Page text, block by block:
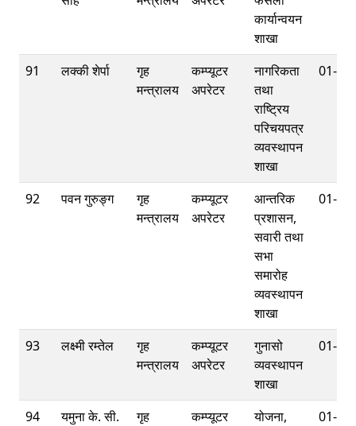
कार्यान्वयन
शाखा
91
लक्की शेर्पा
गृह
मन्त्रालय
कम्प्यूटर
अपरेटर
नागरिकता
तथा
राष्ट्रिय
परिचयपत्र
व्यवस्थापन
शाखा
01-
92 पवन गुरुङ्ग
गृह
मन्त्रालय
कम्प्यूटर
अपरेटर
आन्तरिक
प्रशासन,
सवारी तथा
सभा
समारोह
व्यवस्थापन
शाखा
01-
93 लक्ष्मी रम्तेल
गृह
मन्त्रालय
कम्प्यूटर
अपरेटर
गुनासो
व्यवस्थापन
शाखा
01-
94 यमुना के. सी.
गृह
कम्प्यूटर
योजना,
01-